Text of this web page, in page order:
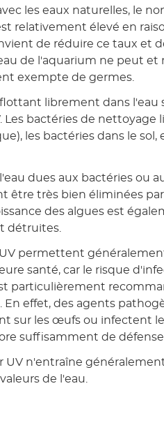
les eaux naturelles, le
relativement élevé en
de réduire ce taux et
de l'aquarium ne peut
exempte de germes.
librement dans l'eau
Les bactéries de nettoyage
les bactéries dans le sol,
dues aux bactéries ou
être très bien éliminées par
des algues est
détruites.
UV permettent
santé, car le risque
particulièrement
En effet, des agents
sur les œufs ou infectent
suffisamment de
UV n'entraîne
de l'eau.